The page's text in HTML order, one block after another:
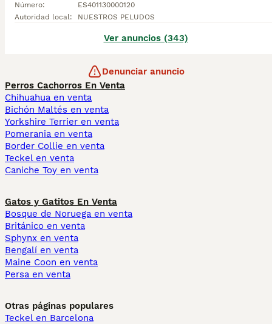
Número:
ES401130000120
Autoridad local: NUESTROS PELUDOS
Ver anuncios (343)
Denunciar anuncio
Perros Cachorros En Venta
Chihuahua en venta
Bichón Maltés en venta
Yorkshire Terrier en venta
Pomerania en venta
Border Collie en venta
Teckel en venta
Caniche Toy en venta
Gatos y Gatitos En Venta
Bosque de Noruega en venta
Británico en venta
Sphynx en venta
Bengalí en venta
Maine Coon en venta
Persa en venta
Otras páginas populares
Teckel en Barcelona